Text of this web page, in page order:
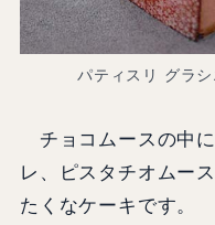
パティスリ グラ
チョコムースの中
レ、ピスタチオムー
たくなケーキです。